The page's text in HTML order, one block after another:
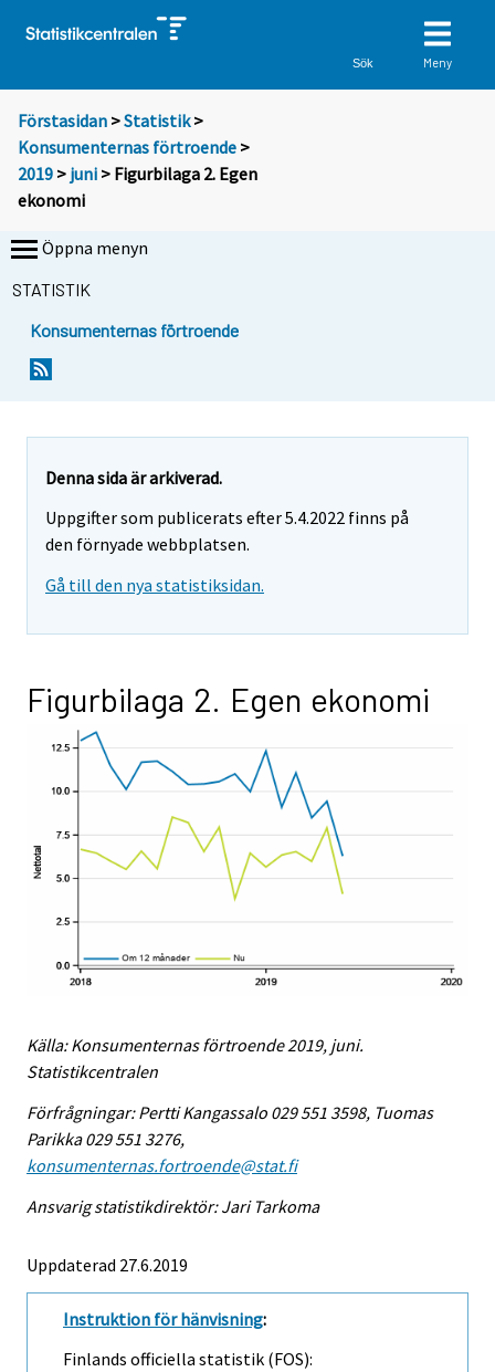
Sök Meny
Förstasidan >Statistik >
Konsumenternas förtroende >
2019 > juni > Figurbilaga 2. Egen
ekonomi
Öppna menyn
STATISTIK
Konsumenternas förtroende
Denna sida är arkiverad.
Uppgifter som publicerats efter 5.4.2022 finns på
den förnyade webbplatsen.
Gå till den nya statistiksidan.
Figurbilaga 2. Egen ekonomi
Källa: Konsumenternas förtroende 2019, juni.
Statistikcentralen
Förfrågningar: Pertti Kangassalo 029 551 3598, Tuomas
Parikka 029 551 3276,
konsumenternas.fortroende@stat.fi
Ansvarig statistikdirektör: Jari Tarkoma
Uppdaterad 27.6.2019
Instruktion för hänvisning:
Finlands officiella statistik (FOS):